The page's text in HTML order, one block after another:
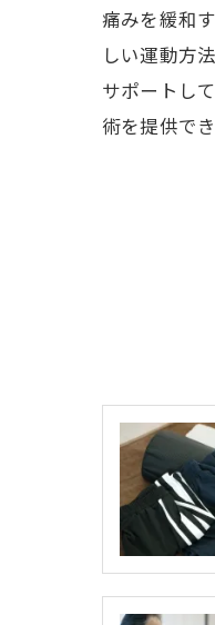
痛みを緩和
しい運動方
サポートし
術を提供で